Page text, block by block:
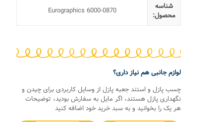
شناسه
محصول:
Eurographics 6000-0870
لوازم جانبی هم نیاز داری؟
چسب پازل و استند جعبه پازل از وسایل کاربردی برای چیدن و
نگهداری پازل هستند، اگر مایل به سفارش بودید، توضیحات
هر یک را بخوانید و به سبد خرید خود اضافه کنید